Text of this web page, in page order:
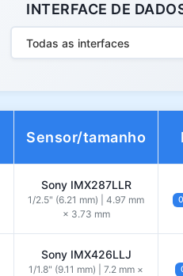
INTERFACE DE
Todas as interfaces
Sensor/tamanho
Sony IMX287LLR
1/2.5" (6.21 mm) | 4.97 mm
× 3.73 mm
Sony IMX426LLJ
1/1.8" (9.11 mm) | 7.2 mm ×